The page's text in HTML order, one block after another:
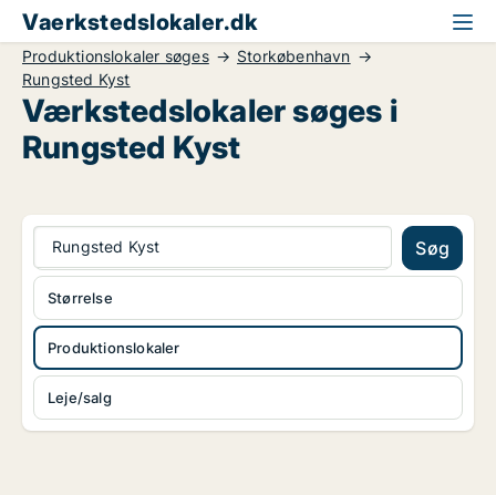
Vaerkstedslokaler.dk
Produktionslokaler søges
Storkøbenhavn
Rungsted Kyst
Værkstedslokaler søges i
Rungsted Kyst
Rungsted Kyst Søg
Produktionslokaler
Leje/salg
Størrelse